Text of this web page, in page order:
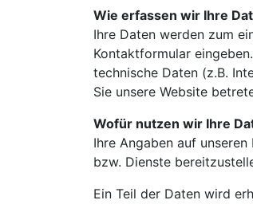
Wie erfassen wir Ihre
Ihre Daten werden zum
Kontaktformular
technische Daten (z.B.
Sie unsere Website
Wofür nutzen wir Ihre
Ihre Angaben auf
bzw. Dienste
Ein Teil der Daten wird